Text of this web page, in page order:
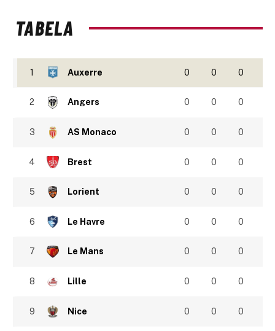
TABELA
1 Auxerre 0 0 0
2 Angers 0 0 0
3 AS Monaco 0 0 0
4 Brest 0 0 0
5 Lorient 0 0 0
6 Le Havre 0 0 0
7 Le Mans 0 0 0
8 Lille 0 0 0
9 Nice 0 0 0